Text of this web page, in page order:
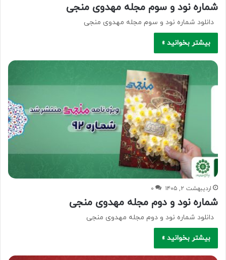
شماره نود و سوم مجله مهدوی منجی
دانلود شماره نود و سوم مجله مهدوی منجی
بیشتر بخوانید »
اردیبهشت ۲, ۱۴۰۵ ۰
شماره نود و دوم مجله مهدوی منجی
دانلود شماره نود و دوم مجله مهدوی منجی
بیشتر بخوانید »